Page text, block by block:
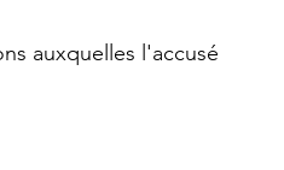
auxquelles l'accusé